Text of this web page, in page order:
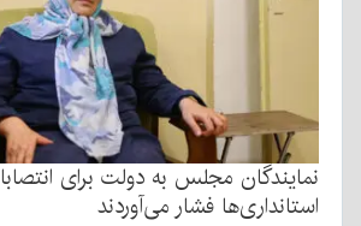
نمایندگان مجلس به دولت برای
استانداری‌ها فشار می‌آوردند